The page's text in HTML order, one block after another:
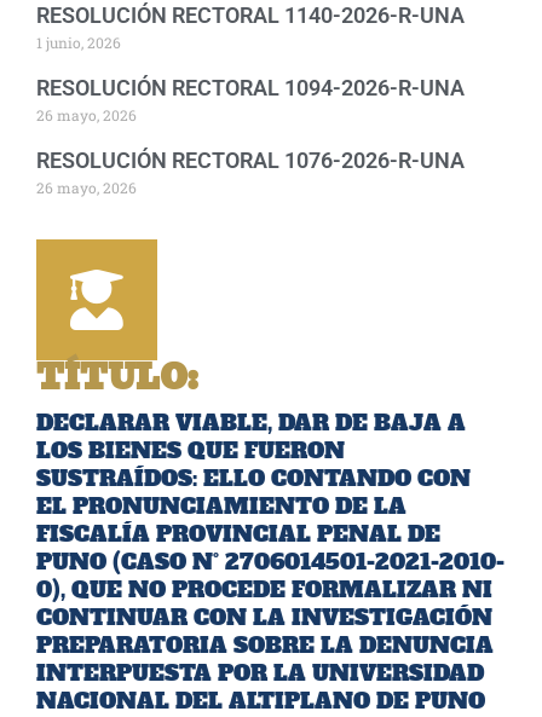
RESOLUCIÓN RECTORAL 1140-2026-R-UNA
1 junio, 2026
RESOLUCIÓN RECTORAL 1094-2026-R-UNA
26 mayo, 2026
RESOLUCIÓN RECTORAL 1076-2026-R-UNA
26 mayo, 2026
TÍTULO:
DECLARAR VIABLE, DAR DE BAJA A
LOS BIENES QUE FUERON
SUSTRAÍDOS: ELLO CONTANDO CON
EL PRONUNCIAMIENTO DE LA
FISCALÍA PROVINCIAL PENAL DE
PUNO (CASO N° 2706014501-2021-2010-
0), QUE NO PROCEDE FORMALIZAR NI
CONTINUAR CON LA INVESTIGACIÓN
PREPARATORIA SOBRE LA DENUNCIA
INTERPUESTA POR LA UNIVERSIDAD
NACIONAL DEL ALTIPLANO DE PUNO